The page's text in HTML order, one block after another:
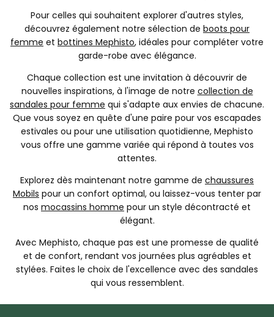
Pour celles qui souhaitent explorer d'autres styles,
découvrez également notre sélection de boots pour
femme et bottines Mephisto, idéales pour compléter votre
garde-robe avec élégance.
Chaque collection est une invitation à découvrir de
nouvelles inspirations, à l'image de notre collection de
sandales pour femme qui s'adapte aux envies de chacune.
Que vous soyez en quête d'une paire pour vos escapades
estivales ou pour une utilisation quotidienne, Mephisto
vous offre une gamme variée qui répond à toutes vos
attentes.
Explorez dès maintenant notre gamme de chaussures
Mobils pour un confort optimal, ou laissez-vous tenter par
nos mocassins homme pour un style décontracté et
élégant.
Avec Mephisto, chaque pas est une promesse de qualité
et de confort, rendant vos journées plus agréables et
stylées. Faites le choix de l'excellence avec des sandales
qui vous ressemblent.